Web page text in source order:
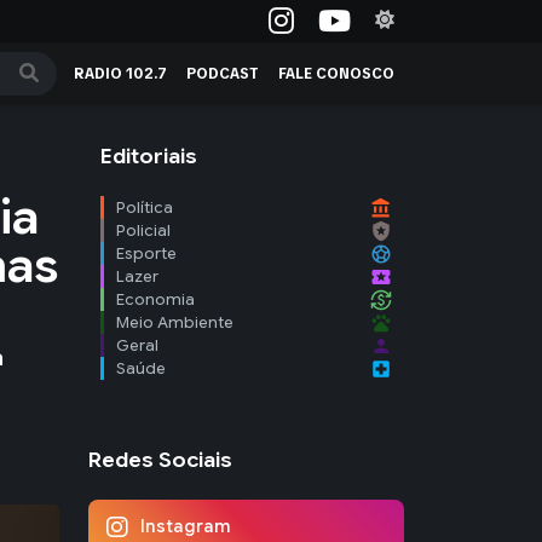
RADIO 102.7 PODCAST FALE CONOSCO
Editoriais
Política account_balance
Policial local_police
Esporte sports_soccer
Lazer local_activity
Economia currency_exchange
Meio Ambiente pets
Geral person
Saúde local_hospital
Redes Sociais
Instagram